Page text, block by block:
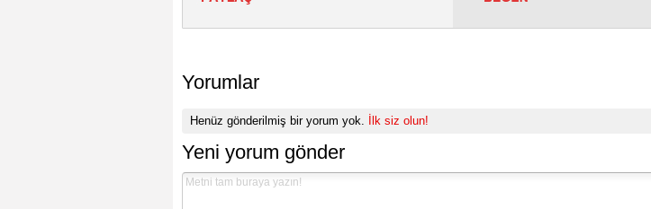
Yorumlar
Henüz gönderilmiş bir yorum yok. İlk siz olun!
Yeni yorum gönder